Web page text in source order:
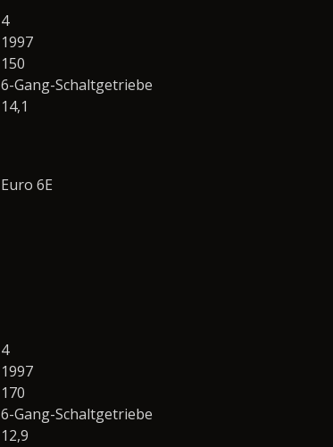
4
1997
150
6-Gang-Schaltgetriebe
14,1
Euro 6E
4
1997
170
6-Gang-Schaltgetriebe
12,9